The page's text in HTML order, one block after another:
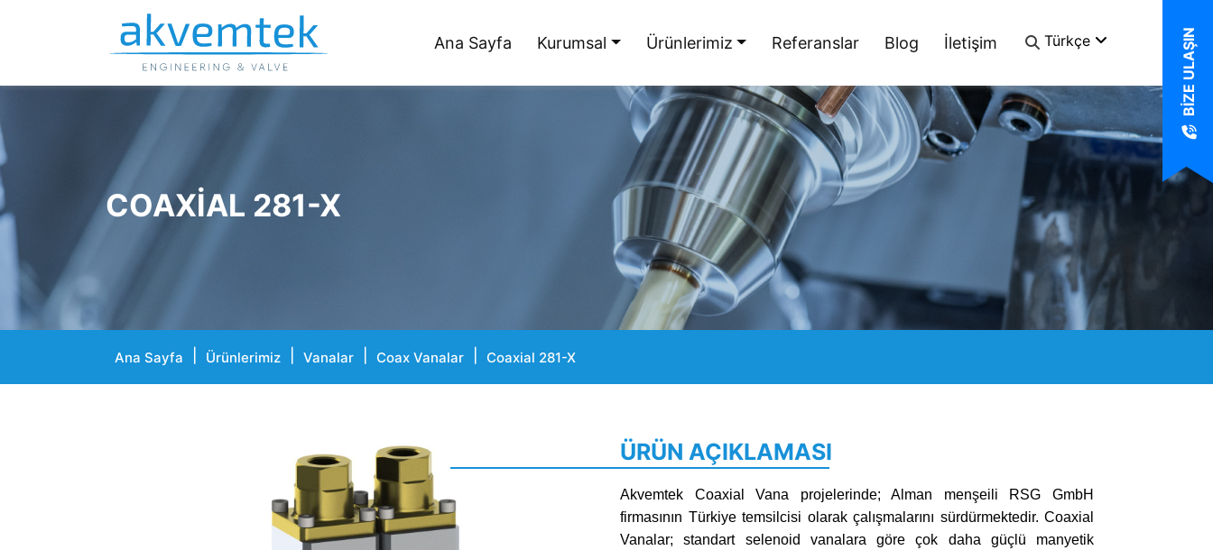
Ana Sayfa Kurumsal Ürünlerimiz Referanslar Blog İletişim Türkçe BIZE ULAŞIN
COAXIAL 281-X
Ana Sayfa Ürünlerimiz Vanalar Coax Vanalar Coaxial 281-X
ÜRÜN AÇIKLAMASI
Akvemtek Coaxial Vana projelerinde; Alman menşeili RSG GmbH
firmasının Türkiye temsilcisi olarak çalışmalarını sürdürmektedir. Coaxial
Vanalar; standart selenoid vanalara göre çok daha güçlü manyetik